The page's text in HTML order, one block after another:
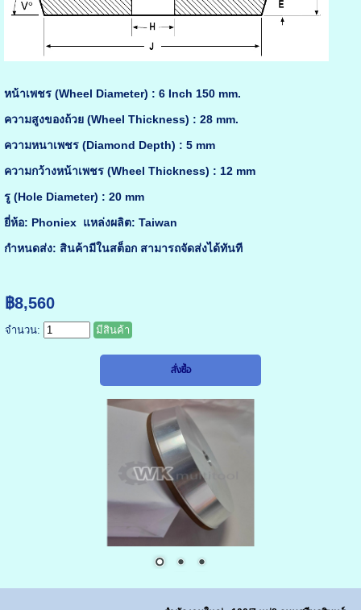
หน้าเพชร (Wheel Diameter) : 6 Inch 150 mm.
ความสูงของถ้วย (Wheel Thickness) : 28 mm.
ความหนาเพชร (Diamond Depth) : 5 mm
ความกว้างหน้าเพชร (Wheel Thickness) : 12 mm
รู (Hole Diameter) : 20 mm
ยี่ห้อ: Phoniex แหล่งผลิต: Taiwan
กำหนดส่ง: สินค้ามีในสต็อก สามารถจัดส่งได้ทันที
฿8,560
จำนวน: มีสินค้า